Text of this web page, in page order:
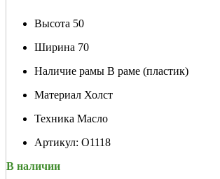
Высота 50
Ширина 70
Наличие рамы В раме (пластик)
Материал Холст
Техника Масло
Артикул: О1118
В наличии